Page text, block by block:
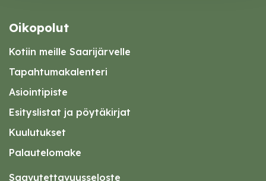
Oikopolut
Kotiin meille Saarijärvelle
Tapahtumakalenteri
Asiointipiste
Esityslistat ja pöytäkirjat
Kuulutukset
Palautelomake
Saavutettavuusseloste